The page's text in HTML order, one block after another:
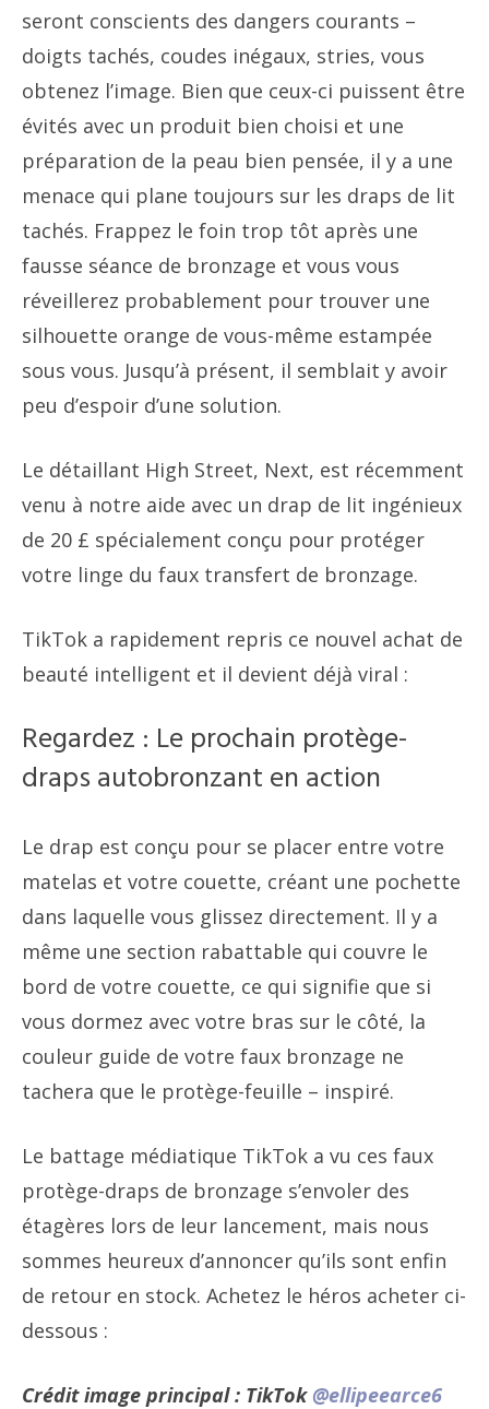
seront conscients des dangers courants –
doigts tachés, coudes inégaux, stries, vous
obtenez l’image. Bien que ceux-ci puissent être
évités avec un produit bien choisi et une
préparation de la peau bien pensée, il y a une
menace qui plane toujours sur les draps de lit
tachés. Frappez le foin trop tôt après une
fausse séance de bronzage et vous vous
réveillerez probablement pour trouver une
silhouette orange de vous-même estampée
sous vous. Jusqu’à présent, il semblait y avoir
peu d’espoir d’une solution.
Le détaillant High Street, Next, est récemment
venu à notre aide avec un drap de lit ingénieux
de 20 £ spécialement conçu pour protéger
votre linge du faux transfert de bronzage.
TikTok a rapidement repris ce nouvel achat de
beauté intelligent et il devient déjà viral :
Regardez : Le prochain protège-
draps autobronzant en action
Le drap est conçu pour se placer entre votre
matelas et votre couette, créant une pochette
dans laquelle vous glissez directement. Il y a
même une section rabattable qui couvre le
bord de votre couette, ce qui signifie que si
vous dormez avec votre bras sur le côté, la
couleur guide de votre faux bronzage ne
tachera que le protège-feuille – inspiré.
Le battage médiatique TikTok a vu ces faux
protège-draps de bronzage s’envoler des
étagères lors de leur lancement, mais nous
sommes heureux d’annoncer qu’ils sont enfin
de retour en stock. Achetez le héros acheter ci-
dessous :
Crédit image principal : TikTok @ellipeearce6